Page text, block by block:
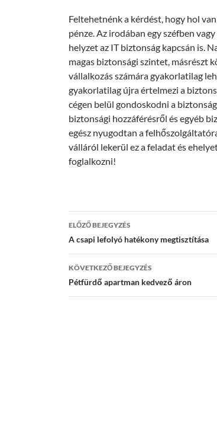
Feltehetnénk a kérdést, hogy hol
pénze. Az irodában egy széfben
helyzet az IT biztonság kapcsán is.
magas biztonsági szintet, másrészt
vállalkozás számára gyakorlatilag
gyakorlatilag újra értelmezi a
cégen belül gondoskodni a
biztonsági hozzáférésről és egyéb
egész nyugodtan a
válláról lekerül ez a feladat és
foglalkozni!
Bejegyzés
navigáció
ELŐZŐ BEJEGYZÉS
A csapi lefolyó hatékony megtisztítása
KÖVETKEZŐ BEJEGYZÉS
Pétfürdő apartman kedvező áron